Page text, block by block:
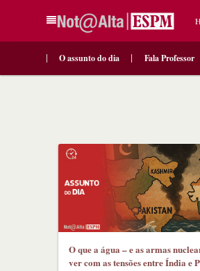
O assunto do dia Fala Professor
O que a água – e as armas
ver com as tensões entre Índia e